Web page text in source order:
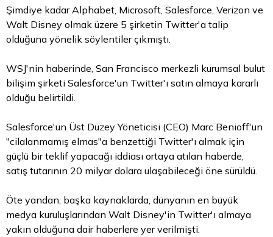
Şimdiye kadar Alphabet, Microsoft, Salesforce, Verizon ve
Walt Disney olmak üzere 5 şirketin Twitter'a talip
olduğuna yönelik söylentiler çıkmıştı.
WSJ'nin haberinde, San Francisco merkezli kurumsal bulut
bilişim şirketi Salesforce'un Twitter'ı satın almaya kararlı
olduğu belirtildi.
Salesforce'un Üst Düzey Yöneticisi (CEO) Marc Benioff'un
"cilalanmamış elmas"a benzettiği Twitter'ı almak için
güçlü bir teklif yapacağı iddiası ortaya atılan haberde,
satış tutarının 20 milyar dolara ulaşabileceği öne sürüldü.
Öte yandan, başka kaynaklarda, dünyanın en büyük
medya kuruluşlarından Walt Disney'in Twitter'ı almaya
yakın olduğuna dair haberlere yer verilmişti.